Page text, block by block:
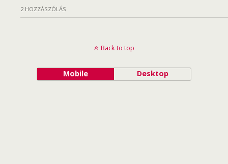
2 HOZZÁSZÓLÁS
Back to top
Mobile Desktop